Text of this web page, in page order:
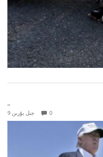
..
9 جىل بۇرىن 0